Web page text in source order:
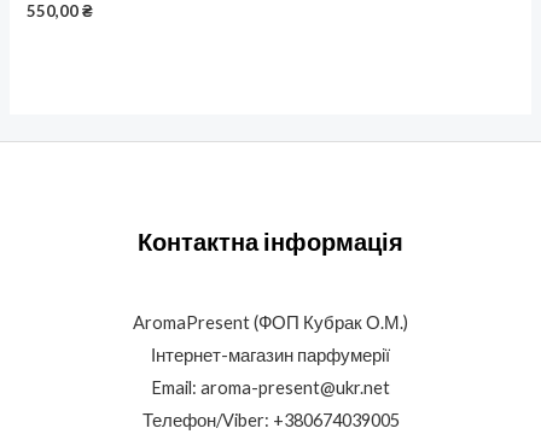
550,00₴
Контактна інформація
AromaPresent (ФОП Кубрак О.М.)
Інтернет-магазин парфумерії
Email: aroma-present@ukr.net
Телефон/Viber: +380674039005